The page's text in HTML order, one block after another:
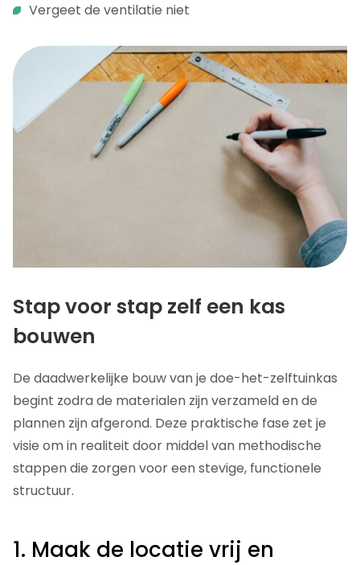
Vergeet de ventilatie niet
Stap voor stap zelf een kas
bouwen
De daadwerkelijke bouw van je doe-het-zelftuinkas
begint zodra de materialen zijn verzameld en de
plannen zijn afgerond. Deze praktische fase zet je
visie om in realiteit door middel van methodische
stappen die zorgen voor een stevige, functionele
structuur.
1. Maak de locatie vrij en